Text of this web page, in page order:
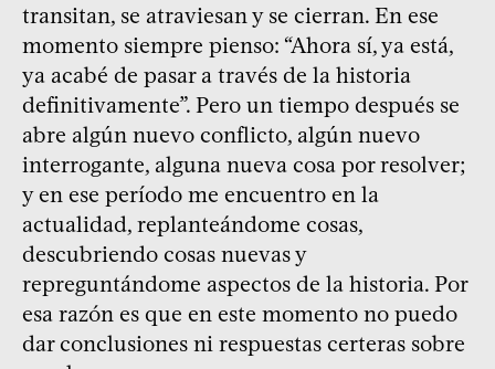
transitan, se atraviesan y se cierran. En ese
momento siempre pienso: “Ahora sí, ya está,
ya acabé de pasar a través de la historia
definitivamente”. Pero un tiempo después se
abre algún nuevo conflicto, algún nuevo
interrogante, alguna nueva cosa por resolver;
y en ese período me encuentro en la
actualidad, replanteándome cosas,
descubriendo cosas nuevas y
repreguntándome aspectos de la historia. Por
esa razón es que en este momento no puedo
dar conclusiones ni respuestas certeras sobre